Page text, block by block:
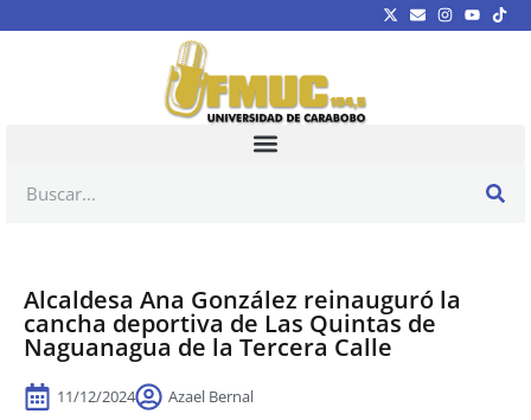
Alcaldesa Ana González reinauguró la
cancha deportiva de Las Quintas de
Naguanagua de la Tercera Calle
11/12/2024 Azael Bernal